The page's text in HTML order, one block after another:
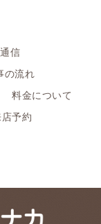
信
の流れ
料金について
予約